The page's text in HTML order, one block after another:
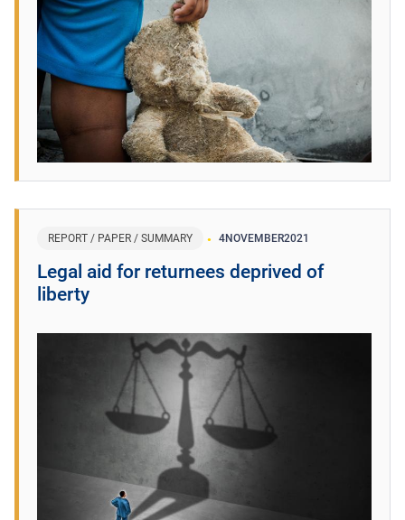
REPORT / PAPER / SUMMARY 4NOVEMBER2021
Legal aid for returnees deprived of
liberty